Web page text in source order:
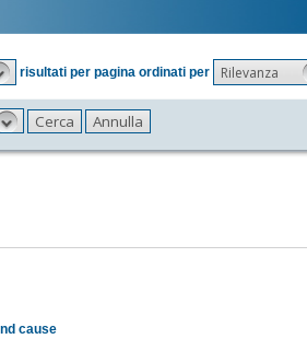
risultati per pagina ordinati per Rilevanza
cause